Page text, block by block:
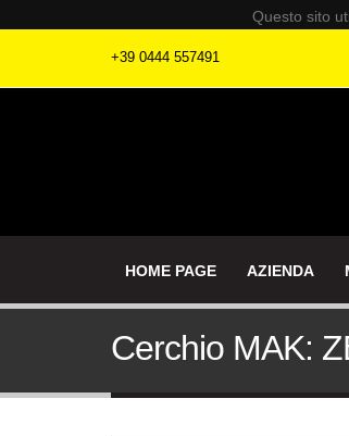
Questo sito
+39 0444 557491
HOME PAGE AZIENDA
Cerchio MAK: